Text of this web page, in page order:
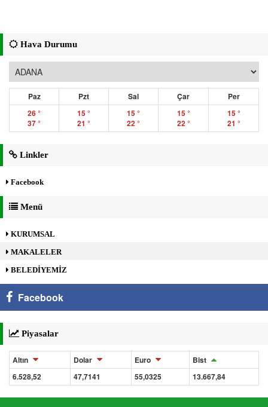
Hava Durumu
Paz Pzt Sal Çar
Per
26 °
37 °
15 °
21 °
15 °
22 °
15 °
22 °
15 °
21 °
Linkler
Facebook
Menü
KURUMSAL
MAKALELER
BELEDİYEMİZ
Facebook
Piyasalar
Altın Dolar Euro
Bist
6.528,52
47,7141 55,0325 13.667,84